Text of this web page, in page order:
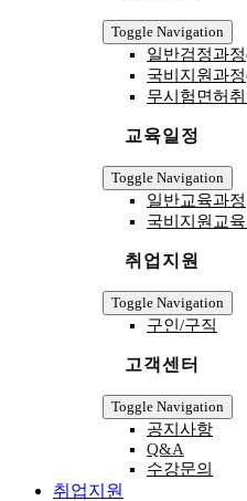
Toggle Navigation
일반검정과
국비지원과
무시험면허
교육일정
Toggle Navigation
일반교육과정
국비지원교
취업지원
Toggle Navigation
구인/구직
고객센터
Toggle Navigation
공지사항
Q&A
수강문의
취업지원